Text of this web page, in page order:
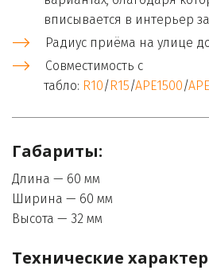
вписывается в интерьер
Радиус приёма на улице
Совместимость с
табло: R10/ R15/APE1500/
Габариты:
Длина — 60 мм
Ширина — 60 мм
Высота — 32 мм
Технические